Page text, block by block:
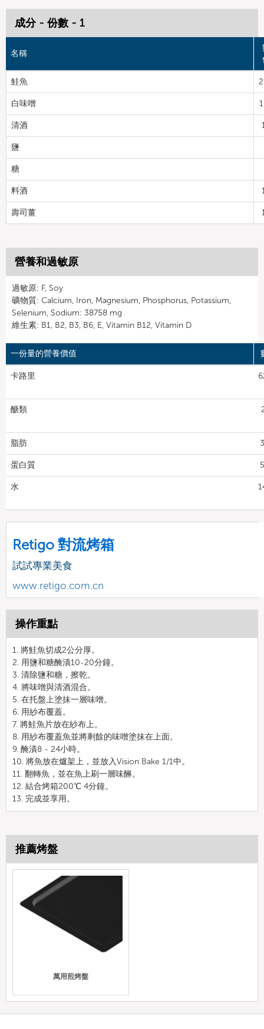
成分 - 份數 - 1
名稱
鮭魚
白味噌
清酒
鹽
糖
料酒
壽司薑
營養和過敏原
過敏原: F, Soy
礦物質: Calcium, Iron, Magnesium, Phosphorus, Potassium,
Selenium, Sodium: 38758 mg
維生素: B1, B2, B3, B6, E, Vitamin B12, Vitamin D
一份量的營養價值
卡路里
醣類
脂肪
蛋白質
水
Retigo 對流烤箱
試試專業美食
www.retigo.com.cn
操作重點
1. 將鮭魚切成2公分厚。
2. 用鹽和糖醃漬10-20分鐘。
3. 清除鹽和糖，擦乾。
4. 將味噌與清酒混合。
5. 在托盤上塗抹一層味噌。
6. 用紗布覆蓋。
7. 將鮭魚片放在紗布上。
8. 用紗布覆蓋魚並將剩餘的味噌塗抹在上面。
9. 醃漬8 - 24小時。
10. 將魚放在爐架上，並放入Vision Bake 1/1中。
11. 翻轉魚，並在魚上刷一層味醂。
12. 結合烤箱200℃ 4分鐘。
13. 完成並享用。
推薦烤盤
萬用煎烤盤